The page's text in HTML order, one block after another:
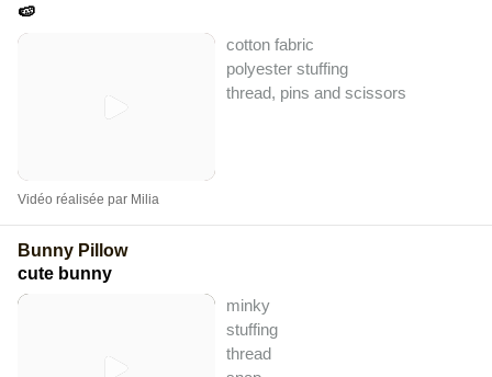
🍉
cotton fabric
polyester stuffing
thread, pins and scissors
Vidéo réalisée par Milia
Bunny Pillow
cute bunny
minky
stuffing
thread